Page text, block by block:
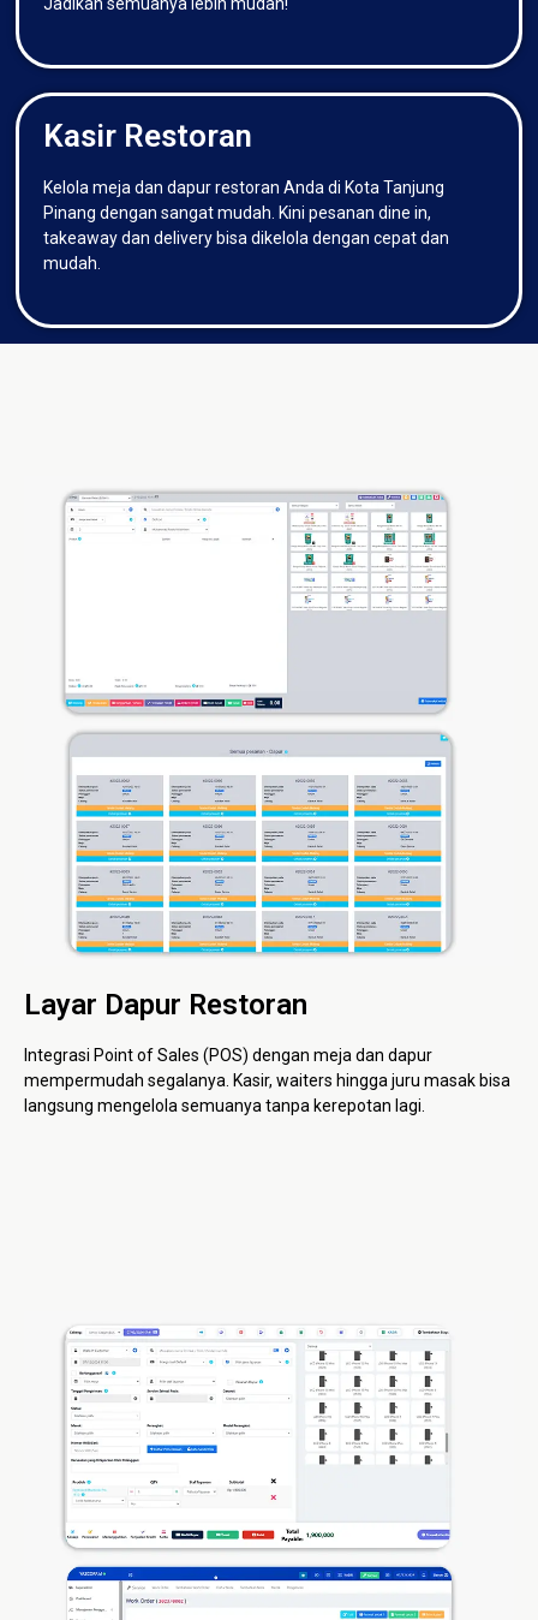
Kasir Restoran
Kelola meja dan dapur restoran Anda di Kota Tanjung
Pinang dengan sangat mudah. Kini pesanan dine in,
takeaway dan delivery bisa dikelola dengan cepat dan
mudah.
Layar Dapur Restoran
Integrasi Point of Sales (POS) dengan meja dan dapur
mempermudah segalanya. Kasir, waiters hingga juru masak bisa
langsung mengelola semuanya tanpa kerepotan lagi.